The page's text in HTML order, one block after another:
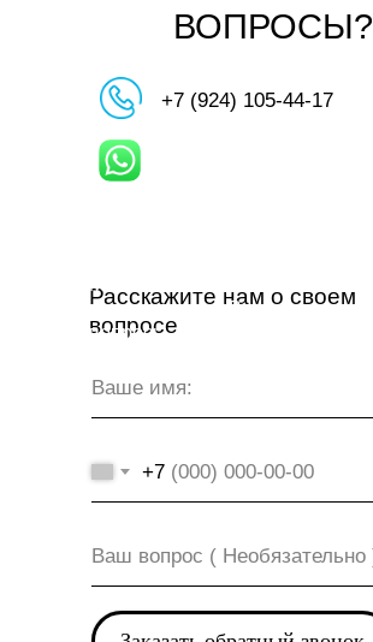
ВОПРОСЫ?
Расскажите нам о своем
вопросе
Мы свяжемся с Вами и
ответим на все Ваши
вопросы
+7 (924) 105-44-17
+7